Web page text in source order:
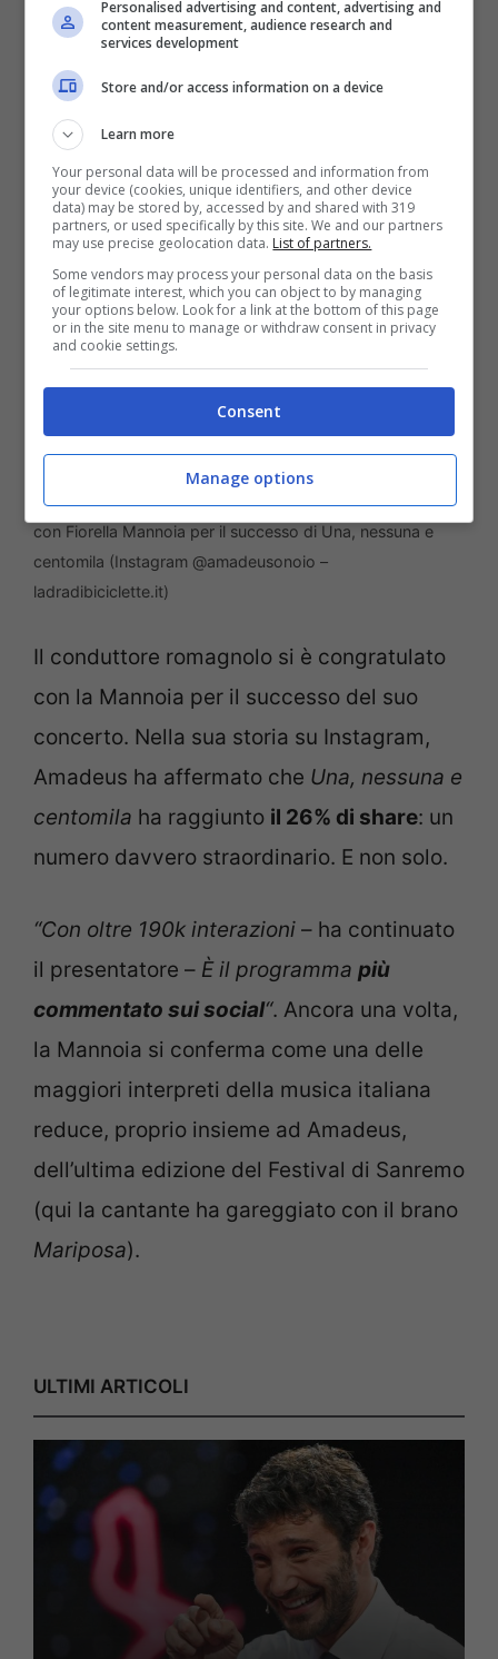
sue canzoni straordinarie, regalando uno
show unico nel suo genere. A confermarlo
è stato l’enorme seguito che il programma
ha avuto, come ha testimoniato lo stesso
Amadeus.
Amadeus non ha potuto fare a meno di complimentarsi
con Fiorella Mannoia per il successo di Una, nessuna e
centomila (Instagram @amadeusonoio –
ladradibiciclette.it)
Il conduttore romagnolo si è congratulato
con la Mannoia per il successo del suo
concerto. Nella sua storia su Instagram,
Amadeus ha affermato che Una, nessuna e
centomila ha raggiunto il 26% di share: un
numero davvero straordinario. E non solo.
“Con oltre 190k interazioni – ha continuato
il presentatore – È il programma più
commentato sui social“. Ancora una volta,
la Mannoia si conferma come una delle
maggiori interpreti della musica italiana
reduce, proprio insieme ad Amadeus,
dell’ultima edizione del Festival di Sanremo
(qui la cantante ha gareggiato con il brano
Mariposa).
ULTIMI ARTICOLI
Personalised advertising and content, advertising and
content measurement, audience research and
services development
Store and/or access information on a device
Learn more
Your personal data will be processed and information from
your device (cookies, unique identifiers, and other device
data) may be stored by, accessed by and shared with 319
partners, or used specifically by this site. We and our partners
may use precise geolocation data. List of partners.
Some vendors may process your personal data on the basis
of legitimate interest, which you can object to by managing
your options below. Look for a link at the bottom of this page
or in the site menu to manage or withdraw consent in privacy
and cookie settings.
Consent
Manage options